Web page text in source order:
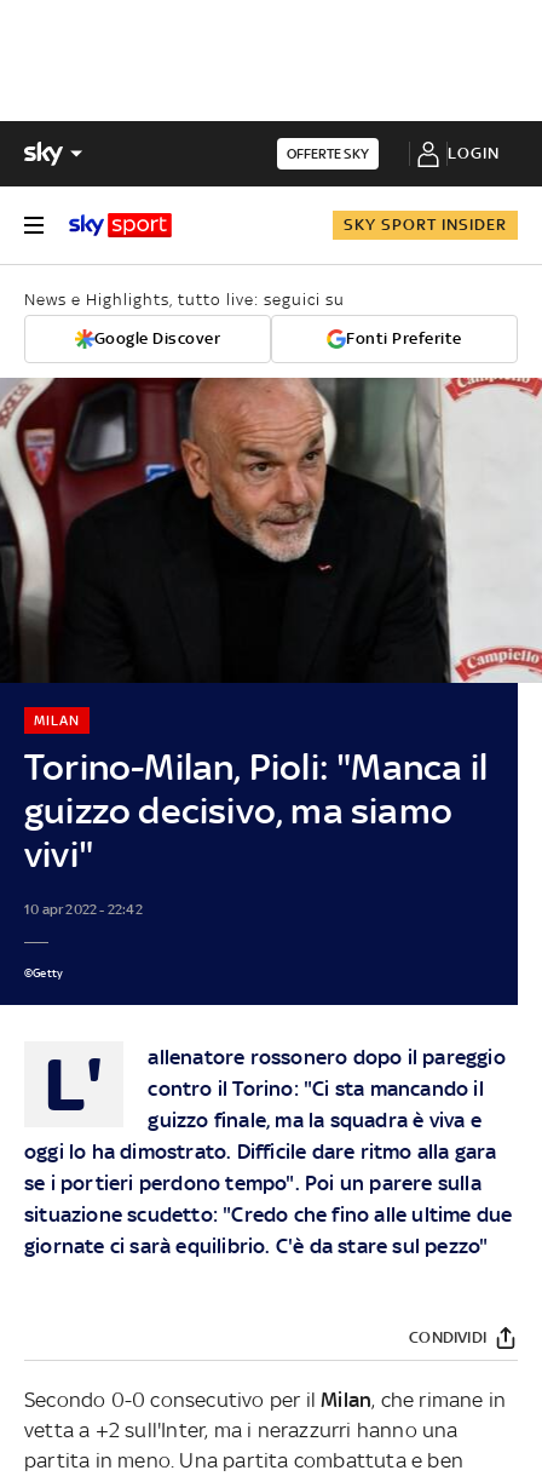
OFFERTE SKY LOGIN
SKY SPORT INSIDER
News e Highlights, tutto live: seguici su
Google Discover Fonti Preferite
Torino-Milan, Pioli: "Manca il
guizzo decisivo, ma siamo
vivi"
MILAN
10 apr 2022 - 22:42
©Getty
L'
allenatore rossonero dopo il pareggio
contro il Torino: "Ci sta mancando il
guizzo finale, ma la squadra è viva e
oggi lo ha dimostrato. Difficile dare ritmo alla gara
se i portieri perdono tempo". Poi un parere sulla
situazione scudetto: "Credo che fino alle ultime due
giornate ci sarà equilibrio. C'è da stare sul pezzo"
CONDIVIDI
Secondo 0-0 consecutivo per ilMilan, che rimane in
vetta a +2 sull'Inter, ma i nerazzurri hanno una
partita in meno. Una partita combattuta e ben